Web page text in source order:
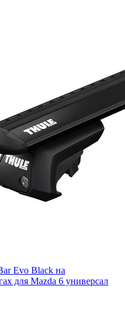
Evo Black на
для Mazda 6 универсал